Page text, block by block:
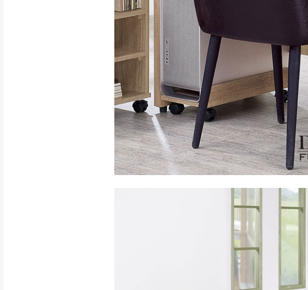
基隆
$ 9,000以下
＊A108產品另
苗栗
$ 9,000以下
＊A108產品
配
到貨時間：指
｜周（一）
台北市、新北市地
彰化、南投、雲林、嘉義、台南
發票寄送：
若您選擇三聯式或索取兩聯式發票，發票將於
送達，如遇國定假日將順延寄送。
退換貨說明：
若收到不良品，請於到貨日起七日內通知
所有退回及換貨之商品必須是全新狀態且
品、附件、包裝、廠商紙及所有附隨文件
由於透過電腦螢幕選購商品，可能會因個
質感稍有不同，如因此而需退換貨， 需自
是否合適)。
訂購前請確認商品尺寸，大型物件因為人
為主。
非因本公司問題而需退換貨，請於收到
狀態與完整包裝。鑑賞期間若發生非本司
台北市、新北市地區固定每周(三)、(日)兩
本公司部份商品無維修服務，超過7日鑑
為因素導致商品損壞、零件短缺，則維
者同意將會進行維修)。
到貨7日內為鑑賞期(注意:鑑賞期非試用